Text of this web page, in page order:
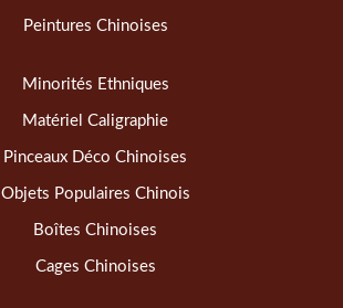
Peintures Chinoises
Minorités Ethniques
Matériel Caligraphie
Pinceaux Déco Chinoises
Objets Populaires Chinois
Boîtes Chinoises
Cages Chinoises